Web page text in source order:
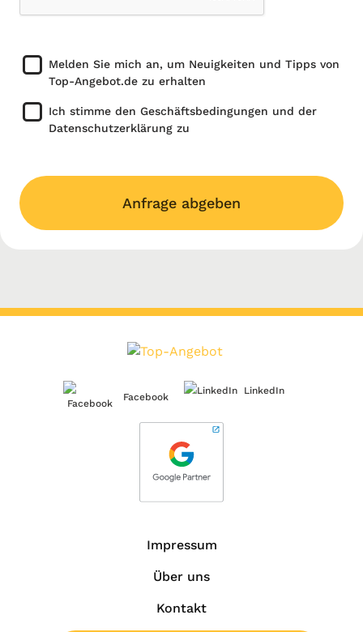
Melden Sie mich an, um Neuigkeiten und Tipps von
Top-Angebot.de zu erhalten
Ich stimme den Geschäftsbedingungen und der
Datenschutzerklärung zu
Anfrage abgeben
Facebook
LinkedIn
Impressum
Über uns
Kontakt